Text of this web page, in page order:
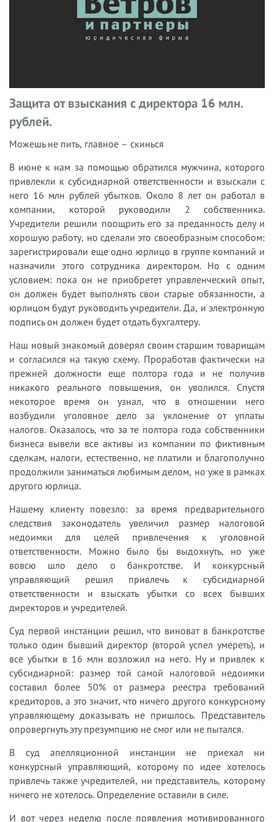
Защита от взыскания с директора 16 млн.
рублей.
Можешь не пить, главное – скинься
В июне к нам за помощью обратился мужчина, которого
привлекли к субсидиарной ответственности и взыскали с
него 16 млн рублей убытков. Около 8 лет он работал в
компании, которой руководили 2 собственника.
Учредители решили поощрить его за преданность делу и
хорошую работу, но сделали это своеобразным способом:
зарегистрировали еще одно юрлицо в группе компаний и
назначили этого сотрудника директором. Но с одним
условием: пока он не приобретет управленческий опыт,
он должен будет выполнять свои старые обязанности, а
юрлицом будут руководить учредители. Да, и электронную
подпись он должен будет отдать бухгалтеру.
Наш новый знакомый доверял своим старшим товарищам
и согласился на такую схему. Проработав фактически на
прежней должности еще полтора года и не получив
никакого реального повышения, он уволился. Спустя
некоторое время он узнал, что в отношении него
возбудили уголовное дело за уклонение от уплаты
налогов. Оказалось, что за те полтора года собственники
бизнеса вывели все активы из компании по фиктивным
сделкам, налоги, естественно, не платили и благополучно
продолжили заниматься любимым делом, но уже в рамках
другого юрлица.
Нашему клиенту повезло: за время предварительного
следствия законодатель увеличил размер налоговой
недоимки для целей привлечения к уголовной
ответственности. Можно было бы выдохнуть, но уже
вовсю шло дело о банкротстве. И конкурсный
управляющий решил привлечь к субсидиарной
ответственности и взыскать убытки со всех бывших
директоров и учредителей.
Суд первой инстанции решил, что виноват в банкротстве
только один бывший директор (второй успел умереть), и
все убытки в 16 млн возложил на него. Ну и привлек к
субсидиарной: размер той самой налоговой недоимки
составил более 50% от размера реестра требований
кредиторов, а это значит, что ничего другого конкурсному
управляющему доказывать не пришлось. Представитель
опровергнуть эту презумпцию не смог или не пытался.
В суд апелляционной инстанции не приехал ни
конкурсный управляющий, которому по идее хотелось
привлечь также учредителей, ни представитель, которому
ничего не хотелось. Определение оставили в силе.
И вот через неделю после появления мотивированного